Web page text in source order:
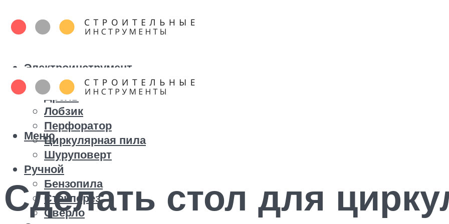
Электроинструмент
Болгарка
Дрель
Лобзик
Перфоратор
Циркулярная пила
Шуруповерт
Ручной
Бензопила
Стеклорез
Сверло
Меню
Сделать стол для